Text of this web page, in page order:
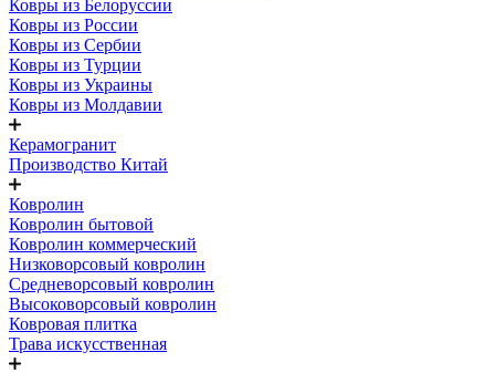
Ковры из Белоруссии
Ковры из России
Ковры из Сербии
Ковры из Турции
Ковры из Украины
Ковры из Молдавии
Керамогранит
Производство Китай
Ковролин
Ковролин бытовой
Ковролин коммерческий
Низковорсовый ковролин
Средневорсовый ковролин
Высоковорсовый ковролин
Ковровая плитка
Трава искусственная